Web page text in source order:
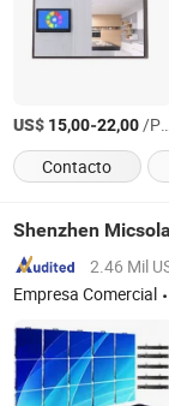
US$ 15,00-22,00/Pieza
Contacto
Shenzhen
2.46 Mil
Empresa Comercial